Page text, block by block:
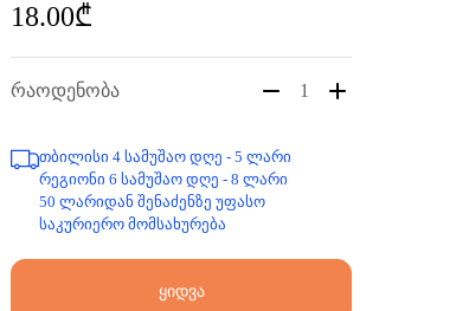
18.00₾
რაოდენობა 1
თბილისი 4 სამუშაო დღე - 5 ლარი
რეგიონი 6 სამუშაო დღე - 8 ლარი
50 ლარიდან შენაძენზე უფასო
საკურიერო მომსახურება
ყიდვა